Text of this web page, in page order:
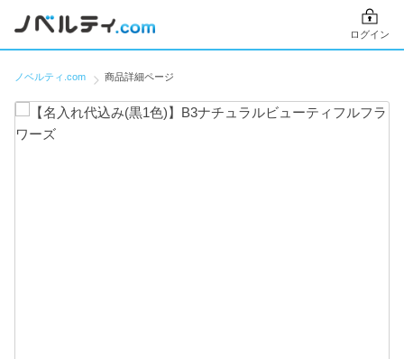
ログイン
ノベルティ.com 商品詳細ページ